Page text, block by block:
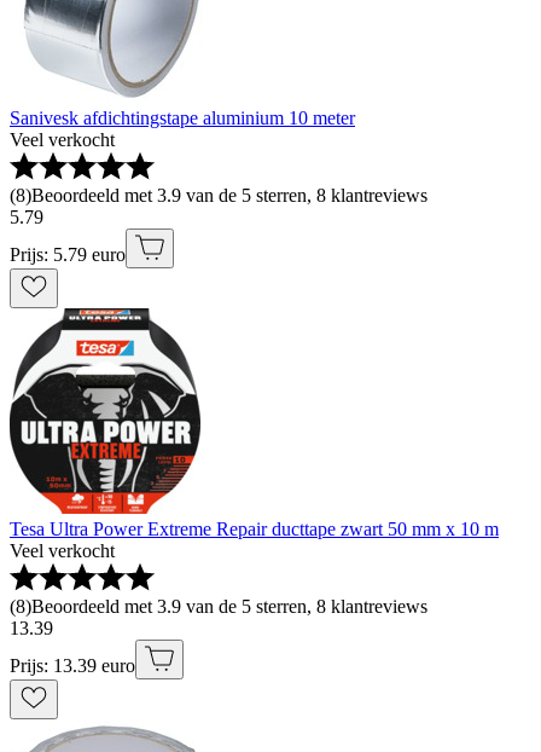
Sanivesk afdichtingstape aluminium 10 meter
Veel verkocht
(8)Beoordeeld met 3.9 van de 5 sterren, 8 klantreviews
5.79
Prijs: 5.79 euro
Tesa Ultra Power Extreme Repair ducttape zwart 50 mm x 10 m
Veel verkocht
(8)Beoordeeld met 3.9 van de 5 sterren, 8 klantreviews
13.39
Prijs: 13.39 euro